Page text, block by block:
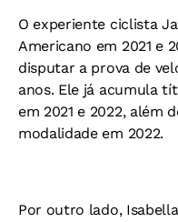
O experiente ciclista
Americano em 2021 e
disputar a prova de
anos. Ele já acumula
em 2021 e 2022, além
modalidade em 2022.
Por outro lado,